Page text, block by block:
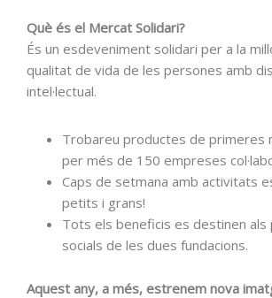
Què és el Mercat Solidari?
És un esdeveniment solidari per a la
qualitat de vida de les persones amb
intel·lectual.
Trobareu productes de primeres
per més de 150 empreses
Caps de setmana amb activitats
petits i grans!
Tots els beneficis es destinen
socials de les dues fundacions.
Aquest any, a més, estrenem nova